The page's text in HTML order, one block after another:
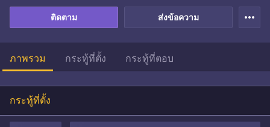
ส่งข้อความ
ติดตาม more_horiz
ภาพรวม กระทู้ที่ตั้ง กระทู้ที่ตอบ
กระทู้ที่ตั้ง